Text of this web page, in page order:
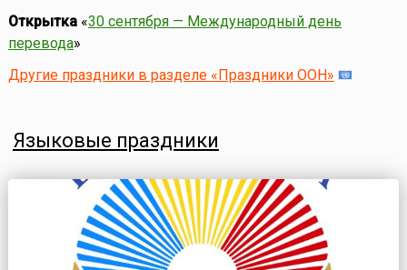
Открытка«30 сентября — Международный день
перевода»
Другие праздники в разделе «Праздники ООН»
Языковые праздники